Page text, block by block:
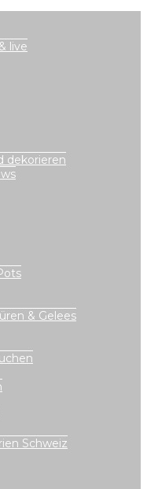
live
dekorieren
& Gelees
Schweiz